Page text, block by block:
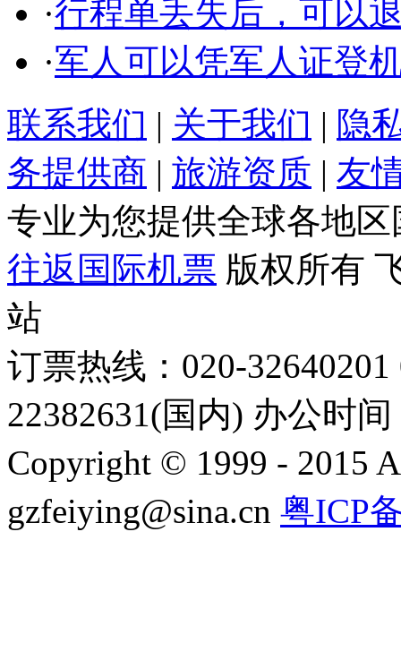
·行程单丢失后，可以
·军人可以凭军人证登
联系我们 | 关于我们 | 隐
务提供商 | 旅游资质 | 友
专业为您提供全球各地
往返国际机票 版权所有
站
订票热线：020-
22382631(国内) 办公时
Copyright © 1999 - 2015
gzfeiying@sina.cn 粤ICP